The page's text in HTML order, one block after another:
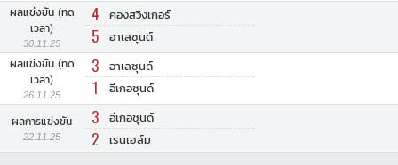
ผลแข่งขัน (ทด
เวลา)
30.11.25
4 คองสวิงเกอร์
5 อาเลซุนด์
ผลแข่งขัน (ทด
เวลา)
26.11.25
3 อาเลซุนด์
1 อีเกอซุนด์
ผลการแข่งขัน
22.11.25
3 อีเกอซุนด์
2 เรนเฮล์ม